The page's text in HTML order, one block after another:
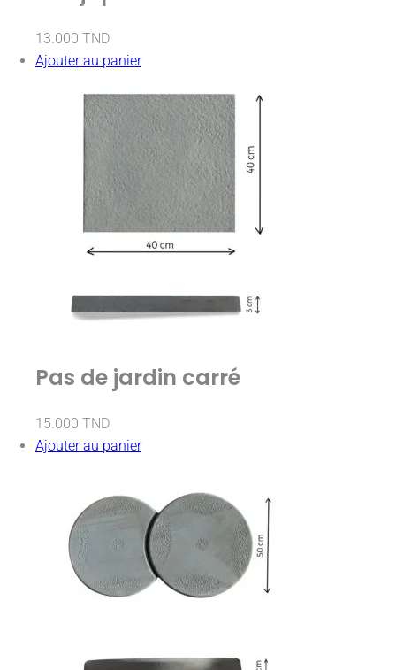
13.000 TND
Ajouter au panier
Pas de jardin carré
15.000 TND
Ajouter au panier